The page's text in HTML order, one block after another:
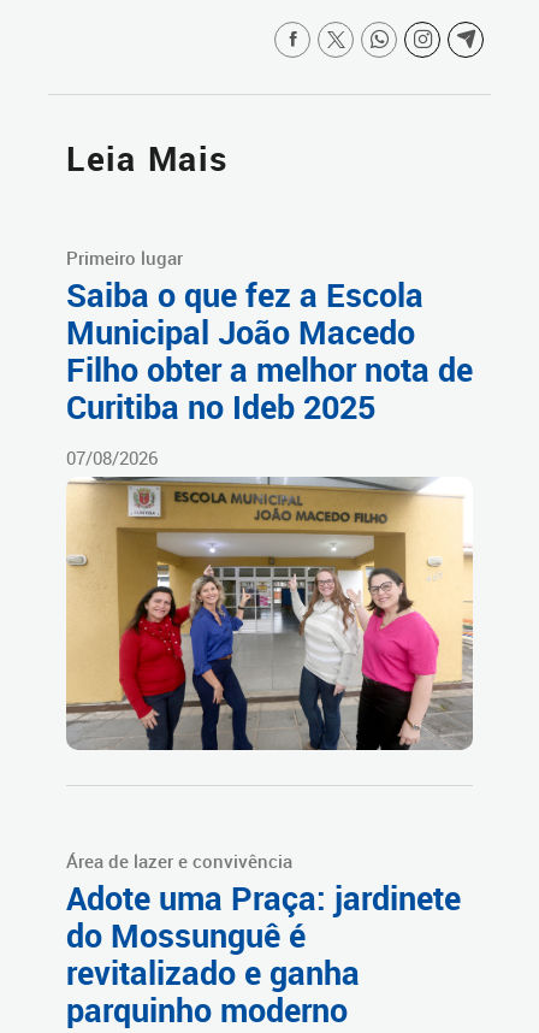
Leia Mais
Primeiro lugar
Saiba o que fez a Escola
Municipal João Macedo
Filho obter a melhor nota de
Curitiba no Ideb 2025
07/08/2026
Área de lazer e convivência
Adote uma Praça: jardinete
do Mossunguê é
revitalizado e ganha
parquinho moderno